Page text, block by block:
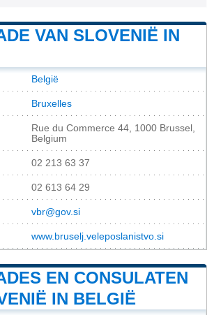
VAN SLOVENIË IN
België
Bruxelles
Rue du Commerce 44, 1000 Brussel,
Belgium
02 213 63 37
02 613 64 29
vbr@gov.si
www.bruselj.veleposlanistvo.si
EN CONSULATEN
IN BELGIË